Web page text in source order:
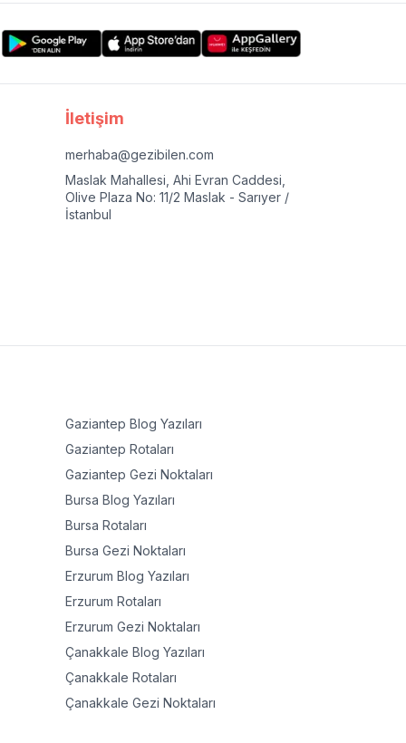
İletişim
merhaba@gezibilen.com
Maslak Mahallesi, Ahi Evran Caddesi,
Olive Plaza No: 11/2 Maslak - Sarıyer /
İstanbul
Gaziantep Blog Yazıları
Gaziantep Rotaları
Gaziantep Gezi Noktaları
Bursa Blog Yazıları
Bursa Rotaları
Bursa Gezi Noktaları
Erzurum Blog Yazıları
Erzurum Rotaları
Erzurum Gezi Noktaları
Çanakkale Blog Yazıları
Çanakkale Rotaları
Çanakkale Gezi Noktaları